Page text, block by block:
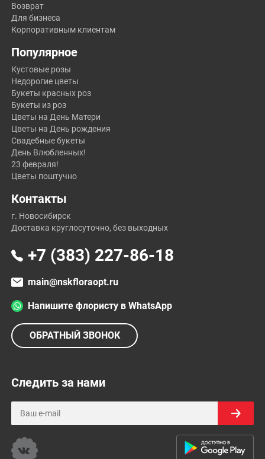
Возврат
Для бизнеса
Корпоративным клиентам
Популярное
Кустовые розы
Недорогие цветы
Букеты красных роз
Букеты из роз
Цветы на День Матери
Цветы на День рождения
Свадебные букеты
День Влюбленных!
23 февраля!
Цветы поштучно
Контакты
г. Новосибирск
Доставка круглосуточно, без выходных
+7 (383) 227-86-18
main@nskfloraopt.ru
Напишите флористу в WhatsApp
ОБРАТНЫЙ ЗВОНОК
Следить за нами